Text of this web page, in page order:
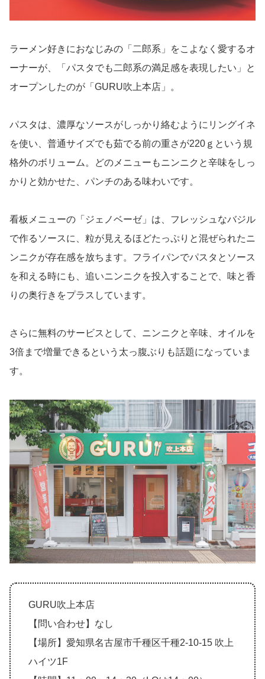
ラーメン好きにおなじみの「二郎系」をこよなく愛するオ
ーナーが、「パスタでも二郎系の満足感を表現したい」と
オープンしたのが「GURU吹上本店」。
パスタは、濃厚なソースがしっかり絡むようにリングイネ
を使い、普通サイズでも茹でる前の重さが220ｇという規
格外のボリューム。どのメニューもニンニクと辛味をしっ
かりと効かせた、パンチのある味わいです。
看板メニューの「ジェノベーゼ」は、フレッシュなバジル
で作るソースに、粒が見えるほどたっぷりと混ぜられたニ
ンニクが存在感を放ちます。フライパンでパスタとソース
を和える時にも、追いニンニクを投入することで、味と香
りの奥行きをプラスしています。
さらに無料のサービスとして、ニンニクと辛味、オイルを
3倍まで増量できるという太っ腹ぶりも話題になっていま
す。
GURU吹上本店
【問い合わせ】なし
【場所】愛知県名古屋市千種区千種2-10-15 吹上
ハイツ1F